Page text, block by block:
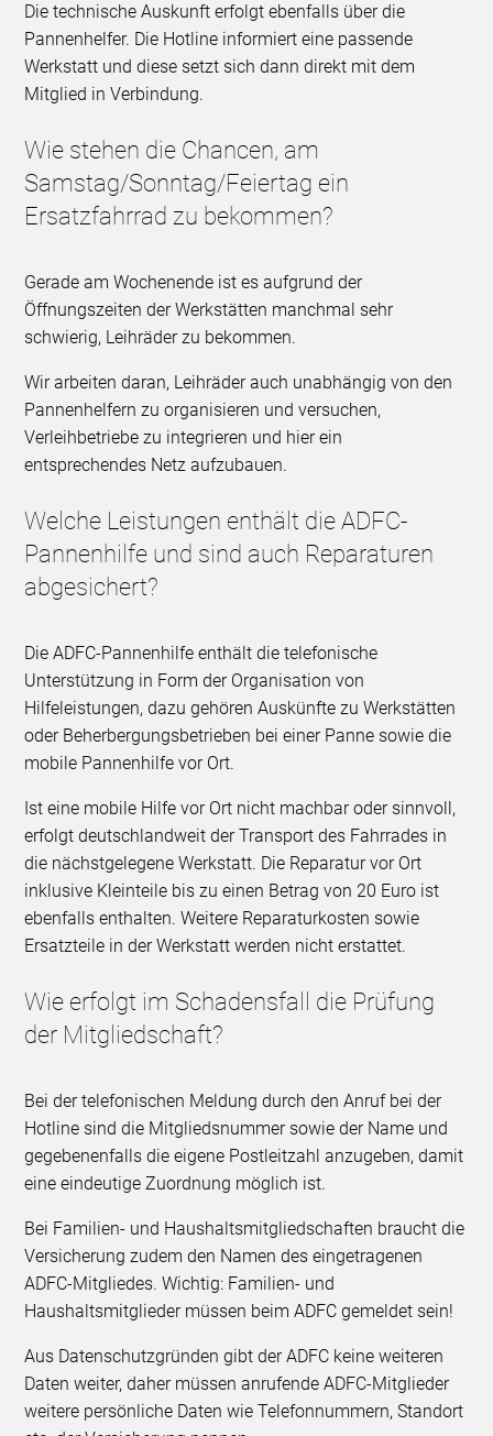
Die technische Auskunft erfolgt ebenfalls über die
Pannenhelfer. Die Hotline informiert eine passende
Werkstatt und diese setzt sich dann direkt mit dem
Mitglied in Verbindung.
Wie stehen die Chancen, am
Samstag/Sonntag/Feiertag ein
Ersatzfahrrad zu bekommen?
Gerade am Wochenende ist es aufgrund der
Öffnungszeiten der Werkstätten manchmal sehr
schwierig, Leihräder zu bekommen.
Wir arbeiten daran, Leihräder auch unabhängig von den
Pannenhelfern zu organisieren und versuchen,
Verleihbetriebe zu integrieren und hier ein
entsprechendes Netz aufzubauen.
Welche Leistungen enthält die ADFC-
Pannenhilfe und sind auch Reparaturen
abgesichert?
Die ADFC-Pannenhilfe enthält die telefonische
Unterstützung in Form der Organisation von
Hilfeleistungen, dazu gehören Auskünfte zu Werkstätten
oder Beherbergungsbetrieben bei einer Panne sowie die
mobile Pannenhilfe vor Ort.
Ist eine mobile Hilfe vor Ort nicht machbar oder sinnvoll,
erfolgt deutschlandweit der Transport des Fahrrades in
die nächstgelegene Werkstatt. Die Reparatur vor Ort
inklusive Kleinteile bis zu einen Betrag von 20 Euro ist
ebenfalls enthalten. Weitere Reparaturkosten sowie
Ersatzteile in der Werkstatt werden nicht erstattet.
Wie erfolgt im Schadensfall die Prüfung
der Mitgliedschaft?
Bei der telefonischen Meldung durch den Anruf bei der
Hotline sind die Mitgliedsnummer sowie der Name und
gegebenenfalls die eigene Postleitzahl anzugeben, damit
eine eindeutige Zuordnung möglich ist.
Bei Familien- und Haushaltsmitgliedschaften braucht die
Versicherung zudem den Namen des eingetragenen
ADFC-Mitgliedes. Wichtig: Familien- und
Haushaltsmitglieder müssen beim ADFC gemeldet sein!
Aus Datenschutzgründen gibt der ADFC keine weiteren
Daten weiter, daher müssen anrufende ADFC-Mitglieder
weitere persönliche Daten wie Telefonnummern, Standort